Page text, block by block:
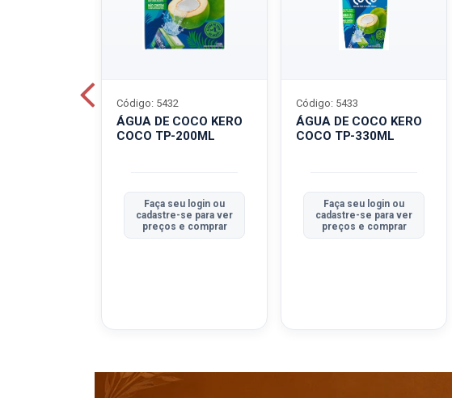
ÁGUA DE COCO KERO
COCO TP-200ML
Código: 5432
Faça seu login ou
cadastre-se para ver
preços e comprar
ÁGUA DE COCO KERO
COCO TP-330ML
Código: 5433
Faça seu login ou
cadastre-se para ver
preços e comprar